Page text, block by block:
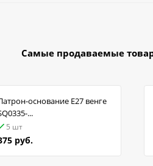
Самые продаваемые
основание Е27 венге
...
5 шт
руб.